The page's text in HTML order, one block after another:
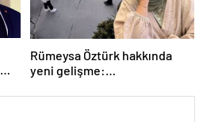
Rümeysa Öztürk hakkında
yeni gelişme:
geciktirilmemesini istedi